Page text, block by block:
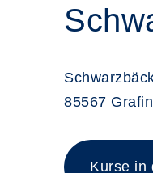
85567
Kurse in